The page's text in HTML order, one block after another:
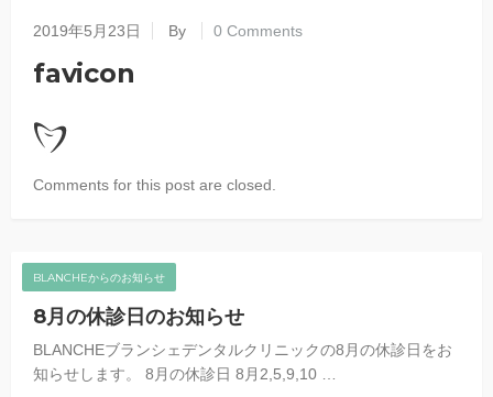
2019年5月23日 By 0 Comments
favicon
Comments for this post are closed.
BLANCHEからのお知らせ
8月の休診日のお知らせ
BLANCHEブランシェデンタルクリニックの8月の休診日をお
知らせします。 8月の休診日 8月2,5,9,10 …